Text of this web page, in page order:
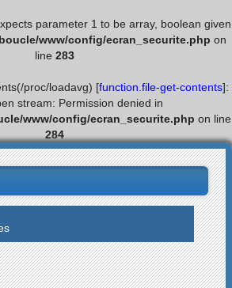
parameter 1 to be array, boolean given
www/config/ecran_securite.php on
line 283
proc/loadavg) [function.file-get-contents]:
stream: Permission denied in
www/config/ecran_securite.php on line
284